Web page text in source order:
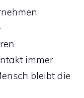
immer
bleibt die